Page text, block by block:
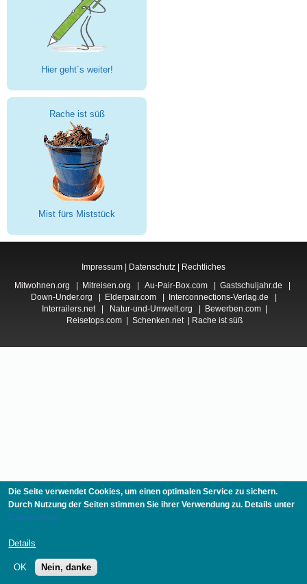
Hier geht´s weiter!
Rache ist süß
Mist fürs Miststück
Impressum Datenschutz
Rechtliches
Mitwohnen.org
Mitreisen.org Au-Pair-Box.com Gastschuljahr.de
Down-Under.org
Elderpair.com| Interconnections-Verlag.de
Interrailers.net| Natur-und-Umwelt.org Bewerben.com
Reisetops.com
Schenken.net| Rache ist süß
Die Seite verwendet Cookies, um einen optimalen Service zu sichern.
Durch Nutzung der Seiten stimmen Sie ihrer Verwendung zu. Details unter
Datenschutz.
Details
OK Nein, danke